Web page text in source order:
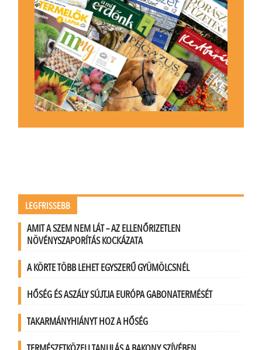
LEGFRISSEBB
AMIT A SZEM NEM LÁT – AZ ELLENŐRIZETLEN
NÖVÉNYSZAPORÍTÁS KOCKÁZATA
A KÖRTE TÖBB LEHET EGYSZERŰ GYÜMÖLCSNÉL
HŐSÉG ÉS ASZÁLY SÚJTJA EURÓPA GABONATERMÉSÉT
TAKARMÁNYHIÁNYT HOZ A HŐSÉG